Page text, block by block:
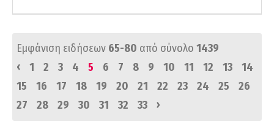
Εμφάνιση ειδήσεων 65-80 από σύνολο 1439
‹
1 2 3 4 5 6 7 8 9 10 11 12 13
14
15
16 17 18 19 20 21 22 23 24 25
26
27
28 29 30 31 32 33 ›